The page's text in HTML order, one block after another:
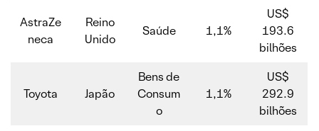
AstraZe
neca
Reino
Unido
Saúde 1,1%
US$
193.6
bilhões
Toyota Japão
Bens de
Consum
o
1,1%
US$
292.9
bilhões